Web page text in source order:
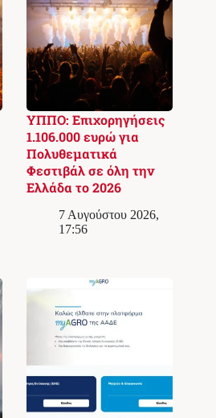
ΥΠΠΟ: Επιχορηγήσεις
1.106.000 ευρώ για
Πολυθεματικά
Φεστιβάλ σε όλη την
Ελλάδα το 2026
7 Αυγούστου 2026,
17:56